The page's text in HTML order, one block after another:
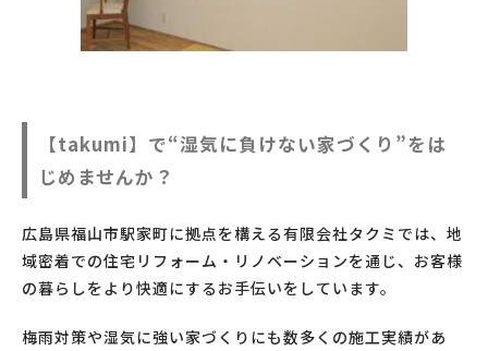
【takumi】で“湿気に負けない家づくり”をは
じめませんか？
広島県福山市駅家町に拠点を構える有限会社タクミでは、地
域密着での住宅リフォーム・リノベーションを通じ、お客様
の暮らしをより快適にするお手伝いをしています。
梅雨対策や湿気に強い家づくりにも数多くの施工実績があ